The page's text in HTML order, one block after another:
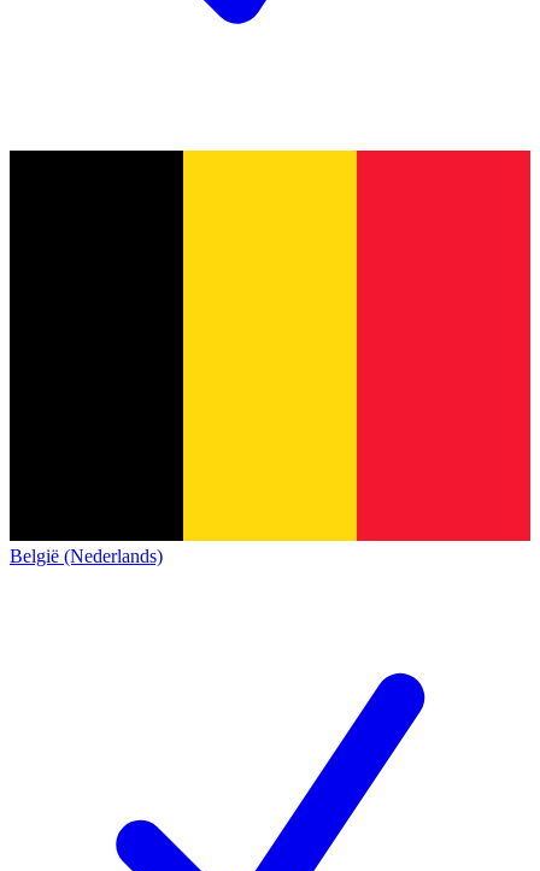
België (Nederlands)